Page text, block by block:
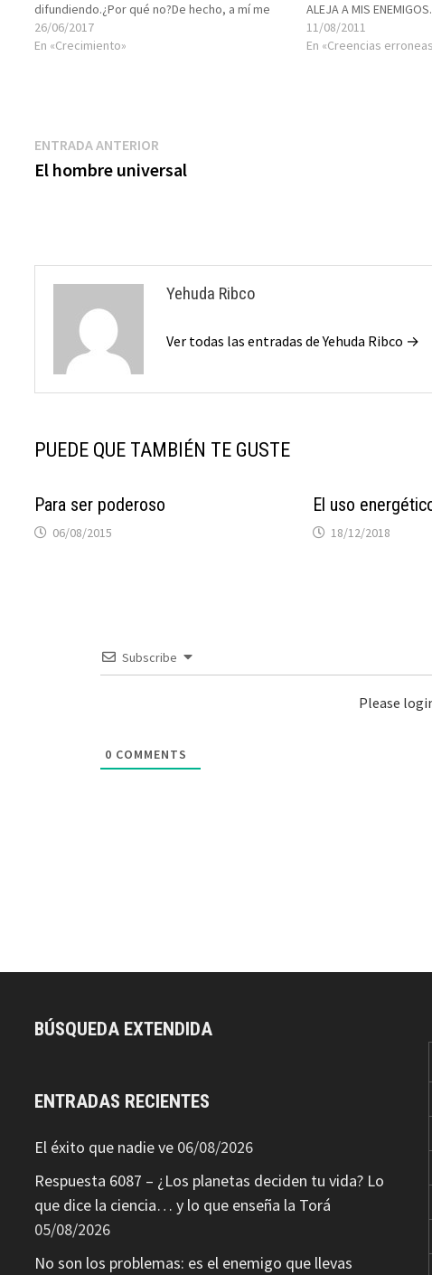
difundiendo.¿Por qué no?De hecho, a mí me
cayó muy bien… Hasta que recordamos que el
AMOR, el verdadero que es el idioma de…
26/06/2017
En «Crecimiento»
ALEJA A MIS
JESUS ¡AMEN!*** ESTA
PODEROSA. DETEN LO
11/08/2011
En «Creencias
Navegación
de
ENTRADA ANTERIOR
anterior:
El hombre universal
Yehuda Ribco
Ver todas las entradas de Yehuda Ribco →
PUEDE QUE TAMBIÉN TE GUSTE
Para ser poderoso
06/08/2015
El uso
18/12/2018
Subscribe
Please
0 COMMENTS
BÚSQUEDA EXTENDIDA
ENTRADAS RECIENTES
El éxito que nadie ve 06/08/2026
Respuesta 6087 – ¿Los planetas deciden tu vida? Lo
que dice la ciencia… y lo que enseña la Torá
05/08/2026
No son los problemas: es el enemigo que llevas